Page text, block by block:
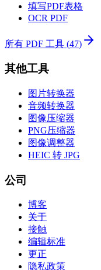
填写PDF表格
OCR PDF
所有 PDF 工具 (47)
其他工具
图片转换器
音频转换器
图像压缩器
PNG压缩器
图像调整器
HEIC 转 JPG
公司
博客
关于
接触
编辑标准
更正
隐私政策